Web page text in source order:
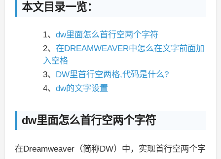
本文目录一览：
1、dw里面怎么首行空两个字符
2、在DREAMWEAVER中怎么在文字前面加
入空格
3、 DW里首行空两格,代码是什么?
4、dw的文字设置
dw里面怎么首行空两个字符
在Dreamweaver（简称DW）中，实现首行空两个字